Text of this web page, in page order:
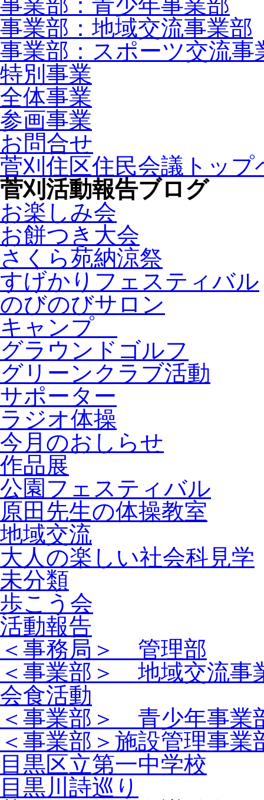
事業部：地域交流事業部
事業部：スポーツ交流事
特別事業
全体事業
参画事業
お問合せ
菅刈住区住民会議トップ
菅刈活動報告ブログ
お楽しみ会
お餅つき大会
さくら苑納涼祭
すげかりフェスティバル
のびのびサロン
キャンプ
グラウンドゴルフ
グリーンクラブ活動
サポーター
ラジオ体操
今月のおしらせ
作品展
公園フェスティバル
原田先生の体操教室
地域交流
大人の楽しい社会科見学
未分類
歩こう会
活動報告
＜事務局＞ 管理部
＜事業部＞ 地域交流事
会食活動
＜事業部＞ 青少年事業
＜事業部＞施設管理事業
目黒区立第一中学校
目黒川詩巡り